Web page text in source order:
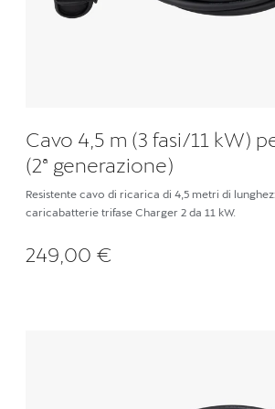
Cavo 4,5 m (3 fasi/11 kW)
(2ª generazione)
Resistente cavo di ricarica di 4,5 metri di
caricabatterie trifase Charger 2 da 11 kW.
249,00 €